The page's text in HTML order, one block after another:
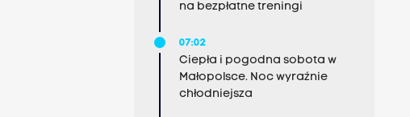
na bezpłatne treningi
07:02
Ciepła i pogodna sobota w
Małopolsce. Noc wyraźnie
chłodniejsza